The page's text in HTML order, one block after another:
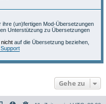
(un)fertigen Mod-Übersetzungen
Unterstützung zu Übersetzungen
nicht auf die Übersetzung beziehen,
Gehe zu